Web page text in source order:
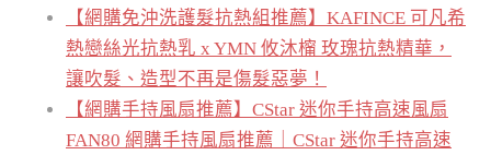
【網購免沖洗護髮抗熱組推薦】KAFINCE 可凡希
熱戀絲光抗熱乳 x YMN 攸沐橣 玫瑰抗熱精華，
讓吹髮、造型不再是傷髮惡夢！
【網購手持風扇推薦】CStar 迷你手持高速風扇
FAN80 網購手持風扇推薦｜CStar 迷你手持高速